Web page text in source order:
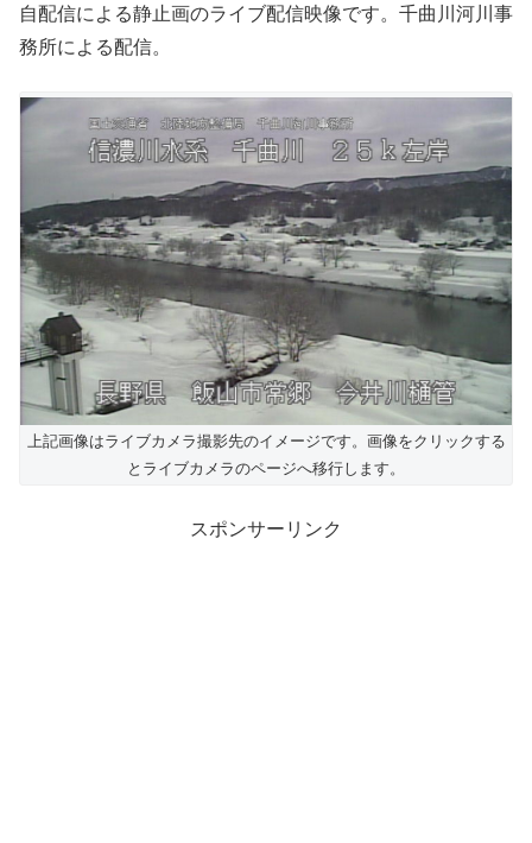
自配信による静止画のライブ配信映像です。千曲川河川事
務所による配信。
上記画像はライブカメラ撮影先のイメージです。画像をクリックする
とライブカメラのページへ移行します。
スポンサーリンク